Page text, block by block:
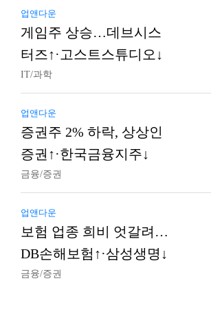
업앤다운
게임주 상승…데브시스
터즈↑·고스트스튜디오↓
IT/과학
업앤다운
증권주 2% 하락, 상상인
증권↑·한국금융지주↓
금융/증권
업앤다운
보험 업종 희비 엇갈려…
DB손해보험↑·삼성생명↓
금융/증권